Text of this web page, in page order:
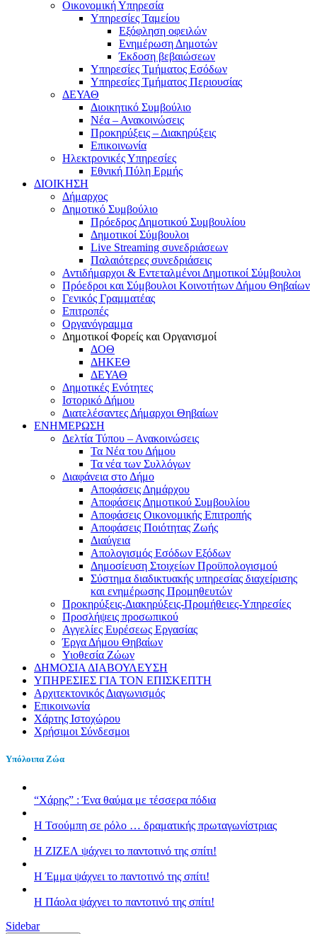
Οικονομική Υπηρεσία
Υπηρεσίες Ταμείου
Εξόφληση οφειλών
Ενημέρωση Δημοτών
Έκδοση βεβαιώσεων
Υπηρεσίες Τμήματος Εσόδων
Υπηρεσίες Τμήματος Περιουσίας
ΔΕΥΑΘ
Διοικητικό Συμβούλιο
Νέα – Ανακοινώσεις
Προκηρύξεις – Διακηρύξεις
Επικοινωνία
Ηλεκτρονικές Υπηρεσίες
Εθνική Πύλη Ερμής
ΔΙΟΙΚΗΣΗ
Δήμαρχος
Δημοτικό Συμβούλιο
Πρόεδρος Δημοτικού Συμβουλίου
Δημοτικοί Σύμβουλοι
Live Streaming συνεδριάσεων
Παλαιότερες συνεδριάσεις
Αντιδήμαρχοι & Εντεταλμένοι Δημοτικοί Σύμβουλοι
Πρόεδροι και Σύμβουλοι Κοινοτήτων Δήμου Θηβαίων
Γενικός Γραμματέας
Επιτροπές
Οργανόγραμμα
Δημοτικοί Φορείς και Οργανισμοί
ΔΟΘ
ΔΗΚΕΘ
ΔΕΥΑΘ
Δημοτικές Ενότητες
Ιστορικό Δήμου
Διατελέσαντες Δήμαρχοι Θηβαίων
ΕΝΗΜΕΡΩΣΗ
Δελτία Τύπου – Ανακοινώσεις
Τα Νέα του Δήμου
Τα νέα των Συλλόγων
Διαφάνεια στο Δήμο
Αποφάσεις Δημάρχου
Αποφάσεις Δημοτικού Συμβουλίου
Αποφάσεις Οικονομικής Επιτροπής
Αποφάσεις Ποιότητας Ζωής
Διαύγεια
Απολογισμός Εσόδων Εξόδων
Δημοσίευση Στοιχείων Προϋπολογισμού
Σύστημα διαδικτυακής υπηρεσίας διαχείρισης
και ενημέρωσης Προμηθευτών
Προκηρύξεις-Διακηρύξεις-Προμήθειες-Υπηρεσίες
Προσλήψεις προσωπικού
Αγγελίες Ευρέσεως Εργασίας
Έργα Δήμου Θηβαίων
Υιοθεσία Ζώων
ΔΗΜΟΣΙΑ ΔΙΑΒΟΥΛΕΥΣΗ
ΥΠΗΡΕΣΙΕΣ ΓΙΑ ΤΟΝ ΕΠΙΣΚΕΠΤΗ
Αρχιτεκτονικός Διαγωνισμός
Επικοινωνία
Χάρτης Ιστοχώρου
Χρήσιμοι Σύνδεσμοι
Υπόλοιπα Ζώα
“Χάρης” : Ένα θαύμα με τέσσερα πόδια
H Τσούμπη σε ρόλο … δραματικής πρωταγωνίστριας
Η ΖΙΖΕΛ ψάχνει το παντοτινό της σπίτι!
H Έμμα ψάχνει το παντοτινό της σπίτι!
Η Πάολα ψάχνει το παντοτινό της σπίτι!
Sidebar